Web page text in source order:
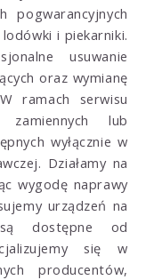
pogwarancyjnych
i piekarniki.
usuwanie
oraz wymianę
ramach serwisu
zamiennych lub
wyłącznie w
Działamy na
wygodę naprawy
urządzeń na
dostępne od
się w
producentów,